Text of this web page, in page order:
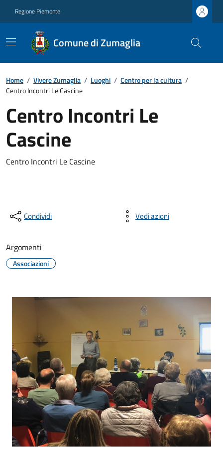
Regione Piemonte
Comune di Zumaglia
Home / Vivere Zumaglia / Luoghi / Centro per la cultura /
Centro Incontri Le Cascine
Centro Incontri Le
Cascine
Centro Incontri Le Cascine
Condividi Vedi azioni
Argomenti
Associazioni